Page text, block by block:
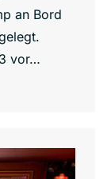
an Bord
vor…